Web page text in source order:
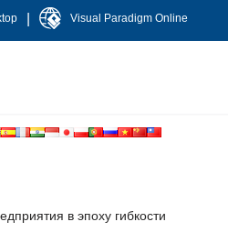
Visual Paradigm Online
в эпоху гибкости